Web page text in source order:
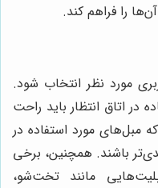
را فراهم کند.
مورد نظر انتخاب شود.
در اتاق انتظار باید راحت
مبل‌های مورد استفاده در
باشند. همچنین، برخی
مانند تخت‌شو،